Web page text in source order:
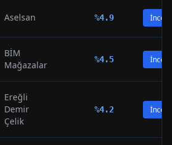
Aselsan %4.9 İncele
BİM
Mağazalar
%4.5 İncele
Ereğli
Demir
Çelik
%4.2 İncele